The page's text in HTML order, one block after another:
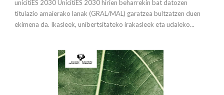
unicitiES 2030 UnicitiES 2030 hirien beharrekin bat datozen
titulazio amaierako lanak (GRAL/MAL) garatzea bultzatzen duen
ekimena da. Ikasleek, unibertsitateko irakasleek eta udaleko...